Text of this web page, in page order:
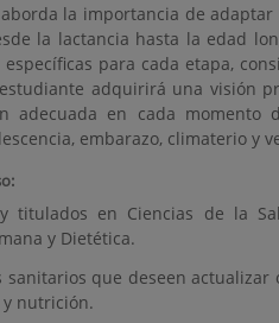
la importancia de
la lactancia hasta la edad
para cada etapa,
adquirirá una visión
adecuada en cada momento
embarazo, climaterio y
titulados en Ciencias de la
y Dietética.
sanitarios que deseen
nutrición.